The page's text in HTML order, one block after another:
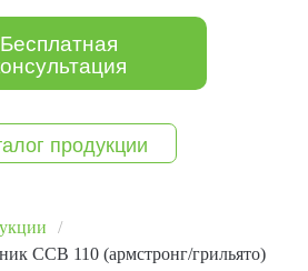
Бесплатная
продукции
ССВ 110 (армстронг/грильято)